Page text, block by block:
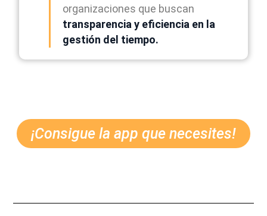
organizaciones que buscan
transparencia y eficiencia en la
gestión del tiempo.
¡Consigue la app que necesites!